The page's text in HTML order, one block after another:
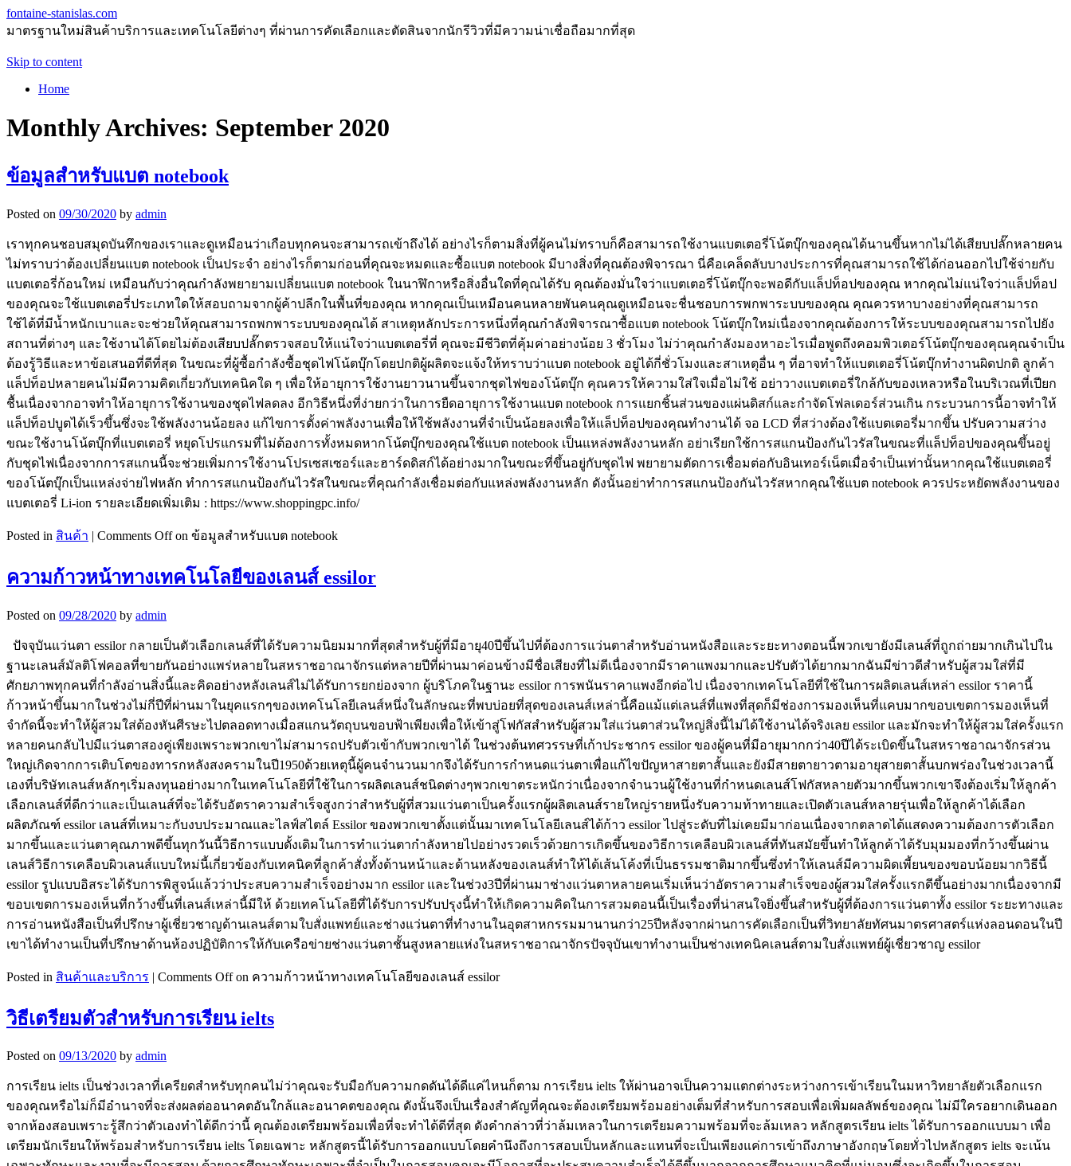
fontaine-stanislas.com
มาตรฐานใหม่สินค้าบริการและเทคโนโลยีต่างๆ ที่ผ่านการคัดเลือกและตัดสินจากนักรีวิวที่มีความน่าเชื่อถือมากที่สุด
Skip to content
Home
Monthly Archives: September 2020
ข้อมูลสำหรับแบต notebook
Posted on 09/30/2020 by admin
เราทุกคนชอบสมุดบันทึกของเราและดูเหมือนว่าเกือบทุกคนจะสามารถเข้าถึงได้ อย่างไรก็ตามสิ่งที่ผู้คนไม่ทราบก็คือสามารถใช้งานแบตเตอรี่โน้ตบุ๊กของคุณได้นานขึ้นหากไม่ได้เสียบปลั๊กหลายคน
ไม่ทราบว่าต้องเปลี่ยนแบต notebook เป็นประจำ อย่างไรก็ตามก่อนที่คุณจะหมดและซื้อแบต notebook มีบางสิ่งที่คุณต้องพิจารณา นี่คือเคล็ดลับบางประการที่คุณสามารถใช้ได้ก่อนออกไปใช้จ่ายกับ
แบตเตอรี่ก้อนใหม่ เหมือนกับว่าคุณกำลังพยายามเปลี่ยนแบต notebook ในนาฬิกาหรือสิ่งอื่นใดที่คุณได้รับ คุณต้องมั่นใจว่าแบตเตอรี่โน้ตบุ๊กจะพอดีกับแล็ปท็อปของคุณ หากคุณไม่แน่ใจว่าแล็ปท็อป
ของคุณจะใช้แบตเตอรี่ประเภทใดให้สอบถามจากผู้ค้าปลีกในพื้นที่ของคุณ หากคุณเป็นเหมือนคนหลายพันคนคุณดูเหมือนจะชื่นชอบการพกพาระบบของคุณ คุณควรหาบางอย่างที่คุณสามารถ
ใช้ได้ที่มีน้ำหนักเบาและจะช่วยให้คุณสามารถพกพาระบบของคุณได้ สาเหตุหลักประการหนึ่งที่คุณกำลังพิจารณาซื้อแบต notebook โน้ตบุ๊กใหม่เนื่องจากคุณต้องการให้ระบบของคุณสามารถไปยัง
สถานที่ต่างๆ และใช้งานได้โดยไม่ต้องเสียบปลั๊กตรวจสอบให้แน่ใจว่าแบตเตอรี่ที่ คุณจะมีชีวิตที่คุ้มค่าอย่างน้อย 3 ชั่วโมง ไม่ว่าคุณกำลังมองหาอะไรเมื่อพูดถึงคอมพิวเตอร์โน้ตบุ๊กของคุณคุณจำเป็น
ต้องรู้วิธีและหาข้อเสนอที่ดีที่สุด ในขณะที่ผู้ซื้อกำลังซื้อชุดไฟโน้ตบุ๊กโดยปกติผู้ผลิตจะแจ้งให้ทราบว่าแบต notebook อยู่ได้กี่ชั่วโมงและสาเหตุอื่น ๆ ที่อาจทำให้แบตเตอรี่โน้ตบุ๊กทำงานผิดปกติ ลูกค้า
แล็ปท็อปหลายคนไม่มีความคิดเกี่ยวกับเทคนิคใด ๆ เพื่อให้อายุการใช้งานยาวนานขึ้นจากชุดไฟของโน้ตบุ๊ก คุณควรให้ความใส่ใจเมื่อไม่ใช้ อย่าวางแบตเตอรี่ใกล้กับของเหลวหรือในบริเวณที่เปียก
ชื้นเนื่องจากอาจทำให้อายุการใช้งานของชุดไฟลดลง อีกวิธีหนึ่งที่ง่ายกว่าในการยืดอายุการใช้งานแบต notebook การแยกชิ้นส่วนของแผ่นดิสก์และกำจัดโฟลเดอร์ส่วนเกิน กระบวนการนี้อาจทำให้
แล็ปท็อปบูตได้เร็วขึ้นซึ่งจะใช้พลังงานน้อยลง แก้ไขการตั้งค่าพลังงานเพื่อให้ใช้พลังงานที่จำเป็นน้อยลงเพื่อให้แล็ปท็อปของคุณทำงานได้ จอ LCD ที่สว่างต้องใช้แบตเตอรี่มากขึ้น ปรับความสว่าง
ขณะใช้งานโน้ตบุ๊กที่แบตเตอรี่ หยุดโปรแกรมที่ไม่ต้องการทั้งหมดหากโน้ตบุ๊กของคุณใช้แบต notebook เป็นแหล่งพลังงานหลัก อย่าเรียกใช้การสแกนป้องกันไวรัสในขณะที่แล็ปท็อปของคุณขึ้นอยู่
กับชุดไฟเนื่องจากการสแกนนี้จะช่วยเพิ่มการใช้งานโปรเซสเซอร์และฮาร์ดดิสก์ได้อย่างมากในขณะที่ขึ้นอยู่กับชุดไฟ พยายามตัดการเชื่อมต่อกับอินเทอร์เน็ตเมื่อจำเป็นเท่านั้นหากคุณใช้แบตเตอรี่
ของโน้ตบุ๊กเป็นแหล่งจ่ายไฟหลัก ทำการสแกนป้องกันไวรัสในขณะที่คุณกำลังเชื่อมต่อกับแหล่งพลังงานหลัก ดังนั้นอย่าทำการสแกนป้องกันไวรัสหากคุณใช้แบต notebook ควรประหยัดพลังงานของ
แบตเตอรี่ Li-ion รายละเอียดเพิ่มเติม : https://www.shoppingpc.info/
Posted in สินค้า | Comments Offon ข้อมูลสำหรับแบต notebook
ความก้าวหน้าทางเทคโนโลยีของเลนส์ essilor
Posted on 09/28/2020 by admin
ปัจจุบันแว่นตา essilor กลายเป็นตัวเลือกเลนส์ที่ได้รับความนิยมมากที่สุดสำหรับผู้ที่มีอายุ40ปีขึ้นไปที่ต้องการแว่นตาสำหรับอ่านหนังสือและระยะทางตอนนี้พวกเขายังมีเลนส์ที่ถูกถ่ายมากเกินไปใน
ฐานะเลนส์มัลติโฟคอลที่ขายกันอย่างแพร่หลายในสหราชอาณาจักรแต่หลายปีที่ผ่านมาค่อนข้างมีชื่อเสียงที่ไม่ดีเนื่องจากมีราคาแพงมากและปรับตัวได้ยากมากฉันมีข่าวดีสำหรับผู้สวมใส่ที่มี
ศักยภาพทุกคนที่กำลังอ่านสิ่งนี้และคิดอย่างหลังเลนส์ไม่ได้รับการยกย่องจาก ผู้บริโภคในฐานะ essilor การพนันราคาแพงอีกต่อไป เนื่องจากเทคโนโลยีที่ใช้ในการผลิตเลนส์เหล่า essilor ราคานี้
ก้าวหน้าขึ้นมากในช่วงไม่กี่ปีที่ผ่านมาในยุคแรกๆของเทคโนโลยีเลนส์หนึ่งในลักษณะที่พบบ่อยที่สุดของเลนส์เหล่านี้คือแม้แต่เลนส์ที่แพงที่สุดก็มีช่องการมองเห็นที่แคบมากขอบเขตการมองเห็นที่
จำกัดนี้จะทำให้ผู้สวมใส่ต้องหันศีรษะไปตลอดทางเมื่อสแกนวัตถุบนขอบฟ้าเพียงเพื่อให้เข้าสู่โฟกัสสำหรับผู้สวมใส่แว่นตาส่วนใหญ่สิ่งนี้ไม่ได้ใช้งานได้จริงเลย essilor และมักจะทำให้ผู้สวมใส่ครั้งแรก
หลายคนกลับไปมีแว่นตาสองคู่เพียงเพราะพวกเขาไม่สามารถปรับตัวเข้ากับพวกเขาได้ ในช่วงต้นทศวรรษที่เก้าประชากร essilor ของผู้คนที่มีอายุมากกว่า40ปีได้ระเบิดขึ้นในสหราชอาณาจักรส่วน
ใหญ่เกิดจากการเติบโตของทารกหลังสงครามในปี1950ด้วยเหตุนี้ผู้คนจำนวนมากจึงได้รับการกำหนดแว่นตาเพื่อแก้ไขปัญหาสายตาสั้นและยังมีสายตายาวตามอายุสายตาสั้นบกพร่องในช่วงเวลานี้
เองที่บริษัทเลนส์หลักๆเริ่มลงทุนอย่างมากในเทคโนโลยีที่ใช้ในการผลิตเลนส์ชนิดต่างๆพวกเขาตระหนักว่าเนื่องจากจำนวนผู้ใช้งานที่กำหนดเลนส์โฟกัสหลายตัวมากขึ้นพวกเขาจึงต้องเริ่มให้ลูกค้า
เลือกเลนส์ที่ดีกว่าและเป็นเลนส์ที่จะได้รับอัตราความสำเร็จสูงกว่าสำหรับผู้ที่สวมแว่นตาเป็นครั้งแรกผู้ผลิตเลนส์รายใหญ่รายหนึ่งรับความท้าทายและเปิดตัวเลนส์หลายรุ่นเพื่อให้ลูกค้าได้เลือก
ผลิตภัณฑ์ essilor เลนส์ที่เหมาะกับงบประมาณและไลฟ์สไตล์ Essilor ของพวกเขาตั้งแต่นั้นมาเทคโนโลยีเลนส์ได้ก้าว essilor ไปสู่ระดับที่ไม่เคยมีมาก่อนเนื่องจากตลาดได้แสดงความต้องการตัวเลือก
มากขึ้นและแว่นตาคุณภาพดีขึ้นทุกวันนี้วิธีการแบบดั้งเดิมในการทำแว่นตากำลังหายไปอย่างรวดเร็วด้วยการเกิดขึ้นของวิธีการเคลือบผิวเลนส์ที่ทันสมัยขึ้นทำให้ลูกค้าได้รับมุมมองที่กว้างขึ้นผ่าน
เลนส์วิธีการเคลือบผิวเลนส์แบบใหม่นี้เกี่ยวข้องกับเทคนิคที่ลูกค้าสั่งทั้งด้านหน้าและด้านหลังของเลนส์ทำให้ได้เส้นโค้งที่เป็นธรรมชาติมากขึ้นซึ่งทำให้เลนส์มีความผิดเพี้ยนของขอบน้อยมากวิธีนี้
essilor รูปแบบอิสระได้รับการพิสูจน์แล้วว่าประสบความสำเร็จอย่างมาก essilor และในช่วง3ปีที่ผ่านมาช่างแว่นตาหลายคนเริ่มเห็นว่าอัตราความสำเร็จของผู้สวมใส่ครั้งแรกดีขึ้นอย่างมากเนื่องจากมี
ขอบเขตการมองเห็นที่กว้างขึ้นที่เลนส์เหล่านี้มีให้ ด้วยเทคโนโลยีที่ได้รับการปรับปรุงนี้ทำให้เกิดความคิดในการสวมตอนนี้เป็นเรื่องที่น่าสนใจยิ่งขึ้นสำหรับผู้ที่ต้องการแว่นตาทั้ง essilor ระยะทางและ
การอ่านหนังสือเป็นที่ปรึกษาผู้เชี่ยวชาญด้านเลนส์ตามใบสั่งแพทย์และช่างแว่นตาที่ทำงานในอุตสาหกรรมมานานกว่า25ปีหลังจากผ่านการคัดเลือกเป็นที่วิทยาลัยทัศนมาตรศาสตร์แห่งลอนดอนในปี
เขาได้ทำงานเป็นที่ปรึกษาด้านห้องปฏิบัติการให้กับเครือข่ายช่างแว่นตาชั้นสูงหลายแห่งในสหราชอาณาจักรปัจจุบันเขาทำงานเป็นช่างเทคนิคเลนส์ตามใบสั่งแพทย์ผู้เชี่ยวชาญ essilor
Posted in สินค้าและบริการ | Comments Offon ความก้าวหน้าทางเทคโนโลยีของเลนส์ essilor
วิธีเตรียมตัวสำหรับการเรียน ielts
Posted on 09/13/2020 by admin
การเรียน ielts เป็นช่วงเวลาที่เครียดสำหรับทุกคนไม่ว่าคุณจะรับมือกับความกดดันได้ดีแค่ไหนก็ตาม การเรียน ielts ให้ผ่านอาจเป็นความแตกต่างระหว่างการเข้าเรียนในมหาวิทยาลัยตัวเลือกแรก
ของคุณหรือไม่ก็มีอำนาจที่จะส่งผลต่ออนาคตอันใกล้และอนาคตของคุณ ดังนั้นจึงเป็นเรื่องสำคัญที่คุณจะต้องเตรียมพร้อมอย่างเต็มที่สำหรับการสอบเพื่อเพิ่มผลลัพธ์ของคุณ ไม่มีใครอยากเดินออก
จากห้องสอบเพราะรู้สึกว่าตัวเองทำได้ดีกว่านี้ คุณต้องเตรียมพร้อมเพื่อที่จะทำได้ดีที่สุด ดังคำกล่าวที่ว่าล้มเหลวในการเตรียมความพร้อมที่จะล้มเหลว หลักสูตรเรียน ielts ได้รับการออกแบบมา เพื่อ
เตรียมนักเรียนให้พร้อมสำหรับการเรียน ielts โดยเฉพาะ หลักสูตรนี้ได้รับการออกแบบโดยคำนึงถึงการสอบเป็นหลักและแทนที่จะเป็นเพียงแค่การเข้าถึงภาษาอังกฤษโดยทั่วไปหลักสูตร ielts จะเน้น